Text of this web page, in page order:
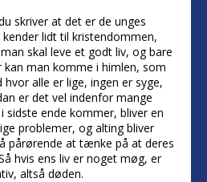
skriver at det er de unges
lidt til kristendommen,
skal leve et godt liv, og bare
kan man komme i himlen, som
alle er lige, ingen er syge,
er det vel indenfor mange
sidste ende kommer, bliver en
problemer, og alting bliver
pårørende at tænke på at deres
hvis ens liv er noget møg, er
altså døden.